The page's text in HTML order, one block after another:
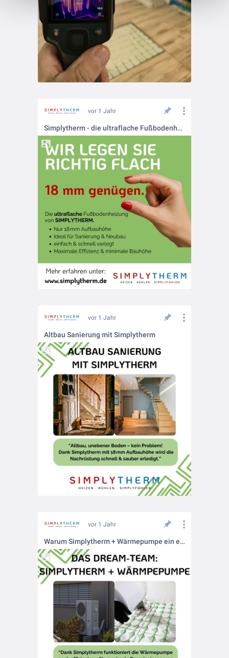
vor 1 Jahr
Simplytherm - die ultraflache Fußbodenheizung
vor 1 Jahr
Altbau Sanierung mit Simplytherm
vor 1 Jahr
Warum Simplytherm + Wärmepumpe ein echtes Dream-Team sind